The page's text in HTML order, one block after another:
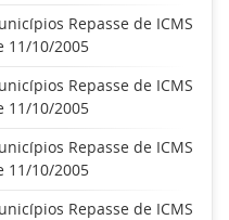
Repasse de ICMS
11/10/2005
Repasse de ICMS
11/10/2005
Repasse de ICMS
11/10/2005
Repasse de ICMS